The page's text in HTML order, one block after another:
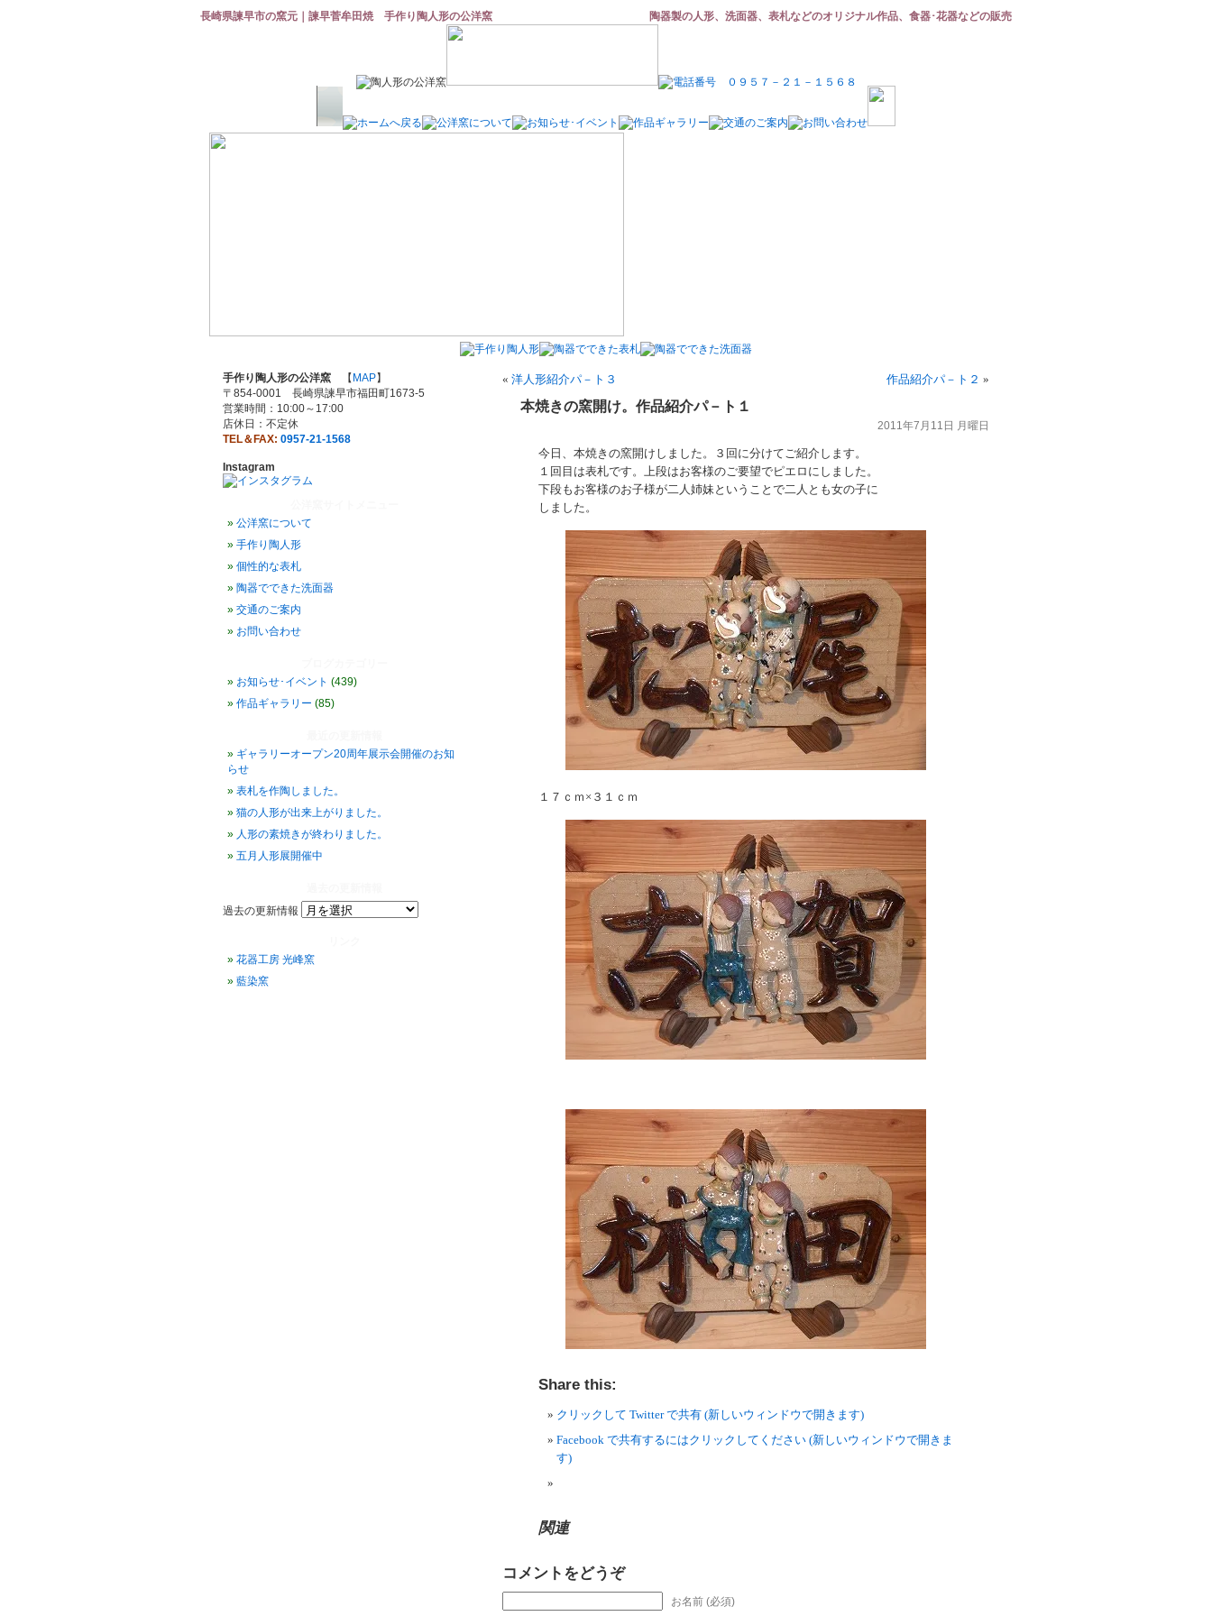
長崎県諫早市の窯元｜諫早菅牟田焼 手作り陶人形の公洋窯 陶器製の人形、洗面器、表札などのオリジナル作品、食器･花器などの販売
手作り陶人形の公洋窯 【 MAP】
〒854-0001 長崎県諫早市福田町1673-5
営業時間：10:00～17:00
店休日：不定休
TEL＆FAX: 0957-21-1568
Instagram
公洋窯について
手作り陶人形
個性的な表札
陶器でできた洗面器
交通のご案内
お問い合わせ
お知らせ･イベント (439)
作品ギャラリー (85)
ギャラリーオープン20周年展示会開催のお知
らせ
表札を作陶しました。
猫の人形が出来上がりました。
人形の素焼きが終わりました。
五月人形展開催中
過去の更新情報
花器工房 光峰窯
藍染窯
« 洋人形紹介パ－ト３ 作品紹介パ－ト２ »
本焼きの窯開け。作品紹介パ－ト１
2011年7月11日 月曜日
今日、本焼きの窯開けしました。３回に分けてご紹介します。
１回目は表札です。上段はお客様のご要望でピエロにしました。
下段もお客様のお子様が二人姉妹ということで二人とも女の子に
しました。
１７ｃｍ×３１ｃｍ
Share this:
クリックして Twitter で共有 (新しいウィンドウで開きます)
Facebook で共有するにはクリックしてください (新しいウィンドウで開きま
す)
関連
コメントをどうぞ
お名前 (必須)